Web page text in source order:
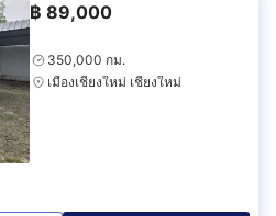
฿ 89,000
350,000 กม.
เมืองเชียงใหม่ เชียงใหม่